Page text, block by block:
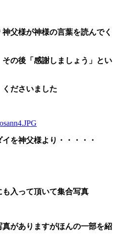
神父様が神様の言葉を読んでく
ましょう」とい
した
を神父様より・・・・・
入って頂いて集合写真
真がありますがほんの一部を紹